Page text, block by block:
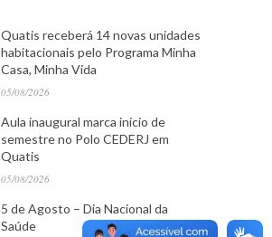
Quatis receberá 14 novas unidades
habitacionais pelo Programa Minha
Casa, Minha Vida
05/08/2026
Aula inaugural marca início de
semestre no Polo CEDERJ em
Quatis
05/08/2026
5 de Agosto – Dia Nacional da
Saúde